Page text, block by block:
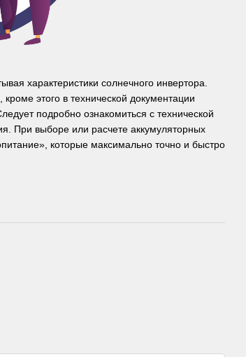
характеристики солнечного инвертора.
этого в технической документации
подробно ознакомиться с технической
При выборе или расчете аккумуляторных
которые максимально точно и быстро